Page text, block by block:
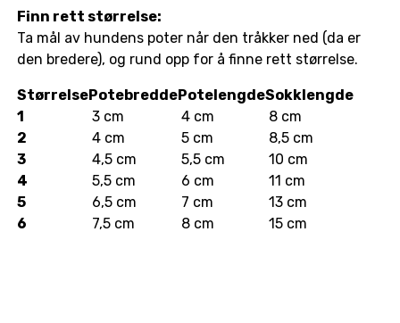
Finn rett størrelse:
Ta mål av hundens poter når den tråkker ned (da er
den bredere), og rund opp for å finne rett størrelse.
StørrelsePotebreddePotelengdeSokklengde
1
3 cm 4 cm
8 cm
2
4 cm 5 cm
8,5 cm
3
4,5 cm 5,5 cm
10 cm
4
5,5 cm 6 cm
11 cm
5
6,5 cm 7 cm
13 cm
6
7,5 cm 8 cm 15 cm